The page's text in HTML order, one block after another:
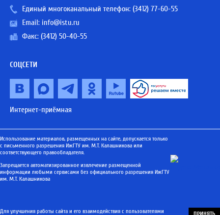
Единый многоканальный телефон: (3412) 77-60-55
Email: info@istu.ru
Факс: (3412) 50-40-55
СОЦСЕТИ
Интернет-приёмная
Использование материалов, размещенных на сайте, допускается только
с письменного разрешения ИжГТУ им. М.Т. Калашникова или
соответствующего правообладателя.
Запрещается автоматизированное извлечение размещенной
информации любыми сервисами без официального разрешения ИжГТУ
им. М.Т. Калашникова
Для улучшения работы сайта и его взаимодействия с пользователями
ПРИНЯТЬ